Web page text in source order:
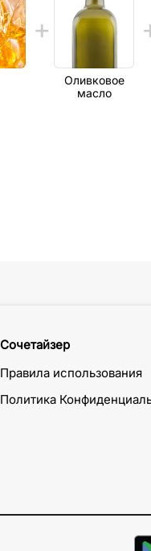
Оливковое
масло
Сочетайзер
Правила использования
Политика